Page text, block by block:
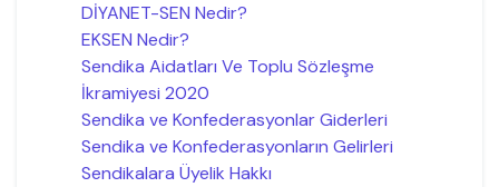
DİYANET-SEN Nedir?
EKSEN Nedir?
Sendika Aidatları Ve Toplu Sözleşme
İkramiyesi 2020
Sendika ve Konfederasyonlar Giderleri
Sendika ve Konfederasyonların Gelirleri
Sendikalara Üyelik Hakkı